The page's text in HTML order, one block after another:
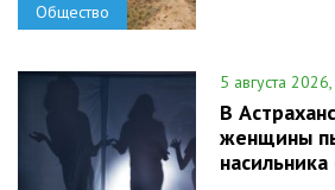
Общество
5 августа
В
женщины